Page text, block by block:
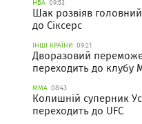
НБА 09:53
Шак розвіяв
до Сіксерс
ІНШІ КРАЇНИ 09:21
Дворазовий
переходить до клубу
ММА 08:43
Колишній суперник
переходить до UFC